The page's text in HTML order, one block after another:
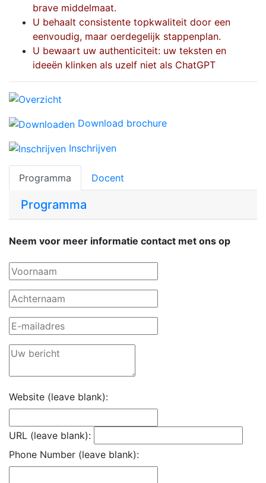
brave middelmaat.
U behaalt consistente topkwaliteit door een
eenvoudig, maar oerdegelijk stappenplan.
U bewaart uw authenticiteit: uw teksten en
ideeën klinken als uzelf niet als ChatGPT
Download brochure
Inschrijven
Programma Docent
Programma
Neem voor meer informatie contact met ons op
Website (leave blank):
URL (leave blank):
Phone Number (leave blank):